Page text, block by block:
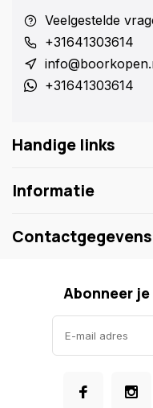
Veelgestelde
+31641303614
+31641303614
Handige links
Informatie
Contactgegevens
Abonneer